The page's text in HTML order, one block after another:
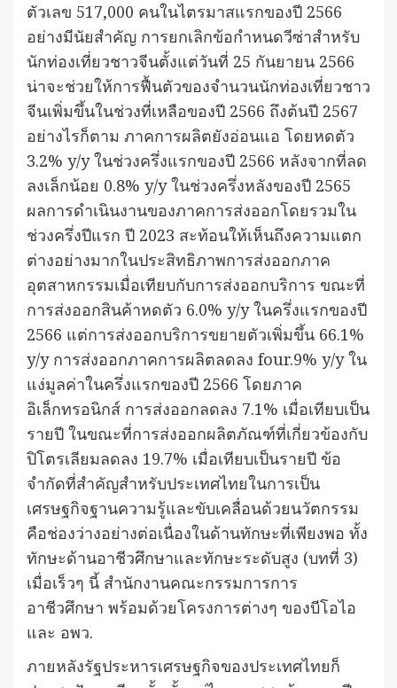
ตัวเลข 517,000 คนในไตรมาสแรกของปี 2566
อย่างมีนัยสำคัญ การยกเลิกข้อกำหนดวีซ่าสำหรับ
นักท่องเที่ยวชาวจีนตั้งแต่วันที่ 25 กันยายน 2566
น่าจะช่วยให้การฟื้นตัวของจำนวนนักท่องเที่ยวชาว
จีนเพิ่มขึ้นในช่วงที่เหลือของปี 2566 ถึงต้นปี 2567
อย่างไรก็ตาม ภาคการผลิตยังอ่อนแอ โดยหดตัว
3.2% y/y ในช่วงครึ่งแรกของปี 2566 หลังจากที่ลด
ลงเล็กน้อย 0.8% y/y ในช่วงครึ่งหลังของปี 2565
ผลการดำเนินงานของภาคการส่งออกโดยรวมใน
ช่วงครึ่งปีแรก ปี 2023 สะท้อนให้เห็นถึงความแตก
ต่างอย่างมากในประสิทธิภาพการส่งออกภาค
อุตสาหกรรมเมื่อเทียบกับการส่งออกบริการ ขณะที่
การส่งออกสินค้าหดตัว 6.0% y/y ในครึ่งแรกของปี
2566 แต่การส่งออกบริการขยายตัวเพิ่มขึ้น 66.1%
y/y การส่งออกภาคการผลิตลดลง four.9% y/y ใน
แง่มูลค่าในครึ่งแรกของปี 2566 โดยภาค
อิเล็กทรอนิกส์ การส่งออกลดลง 7.1% เมื่อเทียบเป็น
รายปี ในขณะที่การส่งออกผลิตภัณฑ์ที่เกี่ยวข้องกับ
ปิโตรเลียมลดลง 19.7% เมื่อเทียบเป็นรายปี ข้อ
จำกัดที่สำคัญสำหรับประเทศไทยในการเป็น
เศรษฐกิจฐานความรู้และขับเคลื่อนด้วยนวัตกรรม
คือช่องว่างอย่างต่อเนื่องในด้านทักษะที่เพียงพอ ทั้ง
ทักษะด้านอาชีวศึกษาและทักษะระดับสูง (บทที่ 3)
เมื่อเร็วๆ นี้ สำนักงานคณะกรรมการการ
อาชีวศึกษา พร้อมด้วยโครงการต่างๆ ของบีโอไอ
และ อพว.
ภายหลังรัฐประหารเศรษฐกิจของประเทศไทยก็